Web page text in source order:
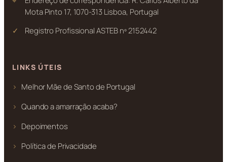
Mota Pinto 17, 1070-313 Lisboa, Portugal
Registro Profissional ASTEB nº 2152442
LINKS ÚTEIS
Melhor Mãe de Santo de Portugal
Quando a amarração acaba?
Depoimentos
Política de Privacidade